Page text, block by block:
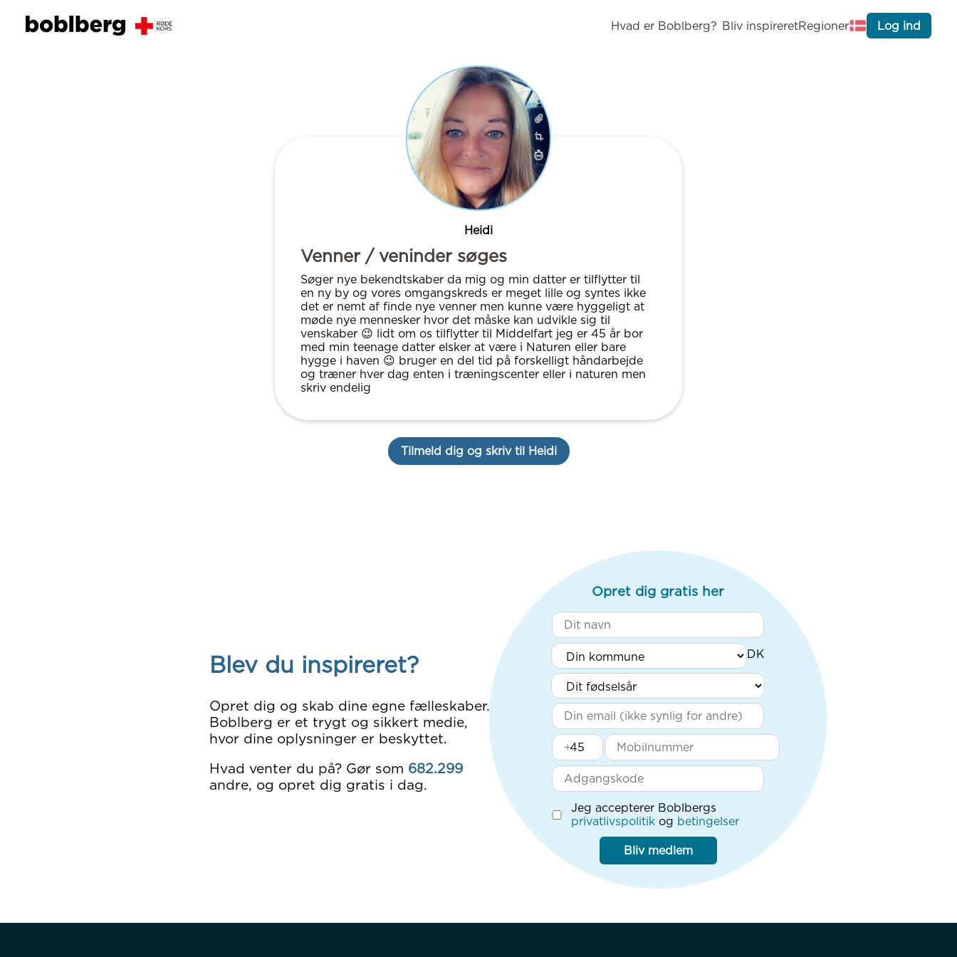
Hvad er Boblberg? Bliv inspireretRegioner Log ind
Heidi
Venner / veninder søges
Søger nye bekendtskaber da mig og min datter er tilflytter til
en ny by og vores omgangskreds er meget lille og syntes ikke
det er nemt af finde nye venner men kunne være hyggeligt at
møde nye mennesker hvor det måske kan udvikle sig til
venskaber 😉 lidt om os tilflytter til Middelfart jeg er 45 år bor
med min teenage datter elsker at være i Naturen eller bare
hygge i haven 😉 bruger en del tid på forskelligt håndarbejde
og træner hver dag enten i træningscenter eller i naturen men
skriv endelig
Tilmeld dig og skriv til Heidi
Blev du inspireret?
Opret dig og skab dine egne fælleskaber.
Boblberg er et trygt og sikkert medie,
hvor dine oplysninger er beskyttet.
Hvad venter du på? Gør som 682.299
andre, og opret dig gratis i dag.
Opret dig gratis her
+
Jeg accepterer Boblbergs
privatlivspolitik og betingelser
Bliv medlem